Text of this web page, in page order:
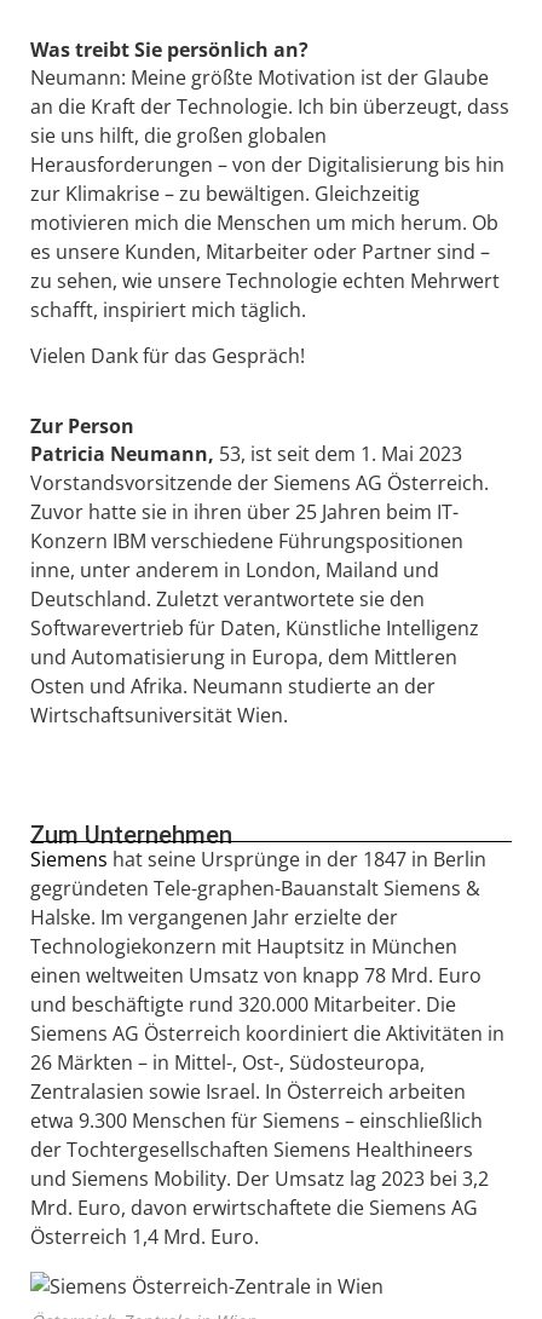
Was treibt Sie persönlich an?
Neumann: Meine größte Motivation ist der Glaube
an die Kraft der Technologie. Ich bin überzeugt, dass
sie uns hilft, die großen globalen
Herausforderungen – von der Digitalisierung bis hin
zur Klimakrise – zu bewältigen. Gleichzeitig
motivieren mich die Menschen um mich herum. Ob
es unsere Kunden, Mitarbeiter oder Partner sind –
zu sehen, wie unsere Technologie echten Mehrwert
schafft, inspiriert mich täglich.
Vielen Dank für das Gespräch!
Zur Person
Patricia Neumann, 53, ist seit dem 1. Mai 2023
Vorstandsvorsitzende der Siemens AG Österreich.
Zuvor hatte sie in ihren über 25 Jahren beim IT-
Konzern IBM verschiedene Führungspositionen
inne, unter anderem in London, Mailand und
Deutschland. Zuletzt verantwortete sie den
Softwarevertrieb für Daten, Künstliche Intelligenz
und Automatisierung in Europa, dem Mittleren
Osten und Afrika. Neumann studierte an der
Wirtschaftsuniversität Wien.
Zum Unternehmen
Siemens hat seine Ursprünge in der 1847 in Berlin
gegründeten Tele-graphen-Bauanstalt Siemens &
Halske. Im vergangenen Jahr erzielte der
Technologiekonzern mit Hauptsitz in München
einen weltweiten Umsatz von knapp 78 Mrd. Euro
und beschäftigte rund 320.000 Mitarbeiter. Die
Siemens AG Österreich koordiniert die Aktivitäten in
26 Märkten – in Mittel-, Ost-, Südosteuropa,
Zentralasien sowie Israel. In Österreich arbeiten
etwa 9.300 Menschen für Siemens – einschließlich
der Tochtergesellschaften Siemens Healthineers
und Siemens Mobility. Der Umsatz lag 2023 bei 3,2
Mrd. Euro, davon erwirtschaftete die Siemens AG
Österreich 1,4 Mrd. Euro.